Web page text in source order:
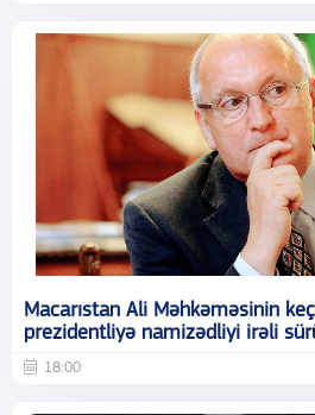
Macarıstan Ali Məhkəməsinin
prezidentliyə namizədliyi irəli
18:00